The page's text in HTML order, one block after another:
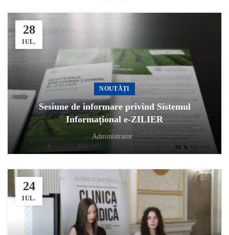
28
IUL.
NOUTĂȚI
Sesiune de informare privind Sistemul
Informațional e-ZILIER
Administrator
24
IUL.